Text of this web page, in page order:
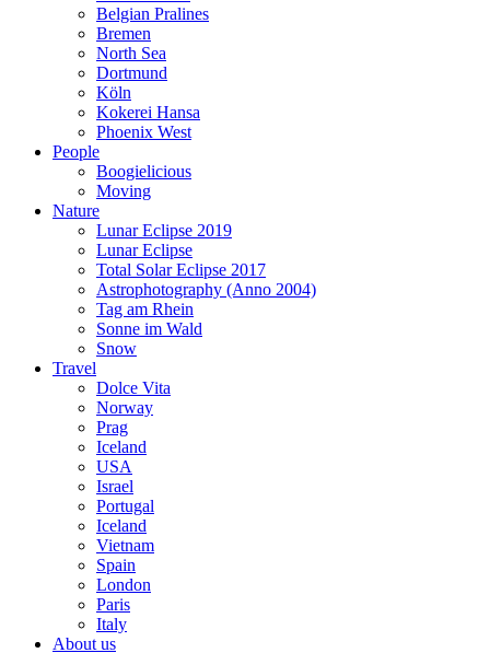
Belgian Pralines
Bremen
North Sea
Dortmund
Köln
Kokerei Hansa
Phoenix West
People
Boogielicious
Moving
Nature
Lunar Eclipse 2019
Lunar Eclipse
Total Solar Eclipse 2017
Astrophotography (Anno 2004)
Tag am Rhein
Sonne im Wald
Snow
Travel
Dolce Vita
Norway
Prag
Iceland
USA
Israel
Portugal
Iceland
Vietnam
Spain
London
Paris
Italy
About us